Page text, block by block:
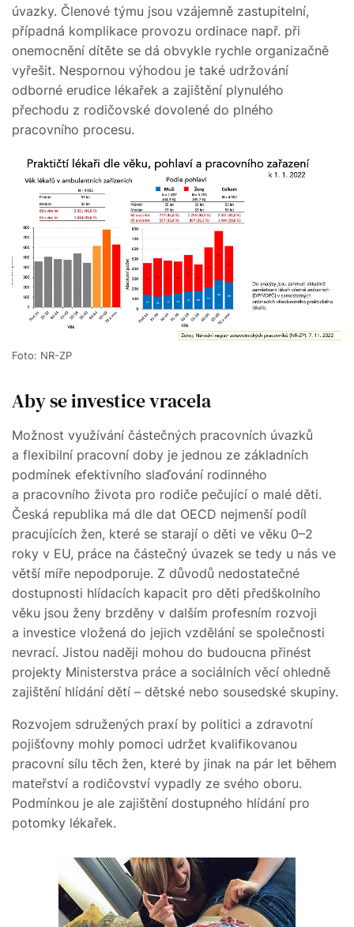
úvazky. Členové týmu jsou vzájemně zastupitelní,
případná komplikace provozu ordinace např. při
onemocnění dítěte se dá obvykle rychle organizačně
vyřešit. Nespornou výhodou je také udržování
odborné erudice lékařek a zajištění plynulého
přechodu z rodičovské dovolené do plného
pracovního procesu.
Foto: NR-ZP
Aby se investice vracela
Možnost využívání částečných pracovních úvazků
a flexibilní pracovní doby je jednou ze základních
podmínek efektivního slaďování rodinného
a pracovního života pro rodiče pečující o malé děti.
Česká republika má dle dat OECD nejmenší podíl
pracujících žen, které se starají o děti ve věku 0–2
roky v EU, práce na částečný úvazek se tedy u nás ve
větší míře nepodporuje. Z důvodů nedostatečné
dostupnosti hlídacích kapacit pro děti předškolního
věku jsou ženy brzděny v dalším profesním rozvoji
a investice vložená do jejich vzdělání se společnosti
nevrací. Jistou naději mohou do budoucna přinést
projekty Ministerstva práce a sociálních věcí ohledně
zajištění hlídání dětí – dětské nebo sousedské skupiny.
Rozvojem sdružených praxí by politici a zdravotní
pojišťovny mohly pomoci udržet kvalifikovanou
pracovní sílu těch žen, které by jinak na pár let během
mateřství a rodičovství vypadly ze svého oboru.
Podmínkou je ale zajištění dostupného hlídání pro
potomky lékařek.